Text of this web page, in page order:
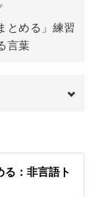
なって自然と
を持って言葉
とめる」練習
言葉
：非言語ト